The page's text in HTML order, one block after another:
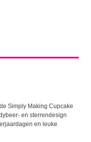
Simply Making Cupcake
en sterrendesign
en leuke